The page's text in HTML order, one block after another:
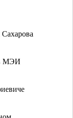
МЭИ